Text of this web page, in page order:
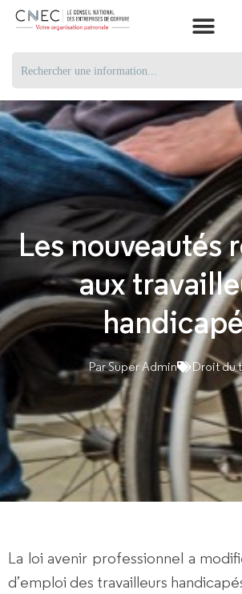
Les nouveautés
aux
ParSuper Admin Droit du
La loi avenir professionnel a
d’emploi des travailleurs